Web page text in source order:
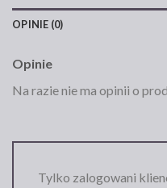
OPINIE (0)
Opinie
Na razie nie ma opinii o
Tylko zalogowani